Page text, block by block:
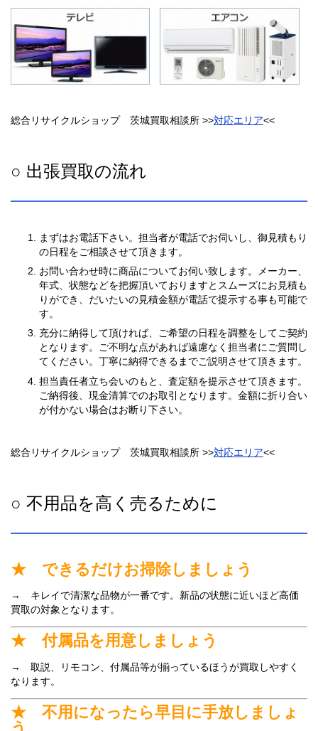
総合リサイクルショップ 茨城買取相談所 >>対応エリア<<
○ 出張買取の流れ
まずはお電話下さい。担当者が電話でお伺いし、御見積もり
の日程をご相談させて頂きます。
お問い合わせ時に商品についてお伺い致します。メーカー、
年式、状態などを把握頂いておりますとスムーズにお見積も
りができ、だいたいの見積金額が電話で提示する事も可能で
す。
充分に納得して頂ければ、ご希望の日程を調整をしてご契約
となります。ご不明な点があれば遠慮なく担当者にご質問し
てください。丁寧に納得できるまでご説明させて頂きます。
担当責任者立ち会いのもと、査定額を提示させて頂きます。
ご納得後、現金清算でのお取引となります。金額に折り合い
が付かない場合はお断り下さい。
総合リサイクルショップ 茨城買取相談所 >>対応エリア<<
○ 不用品を高く売るために
★ できるだけお掃除しましょう
→ キレイで清潔な品物が一番です。新品の状態に近いほど高価
買取の対象となります。
★ 付属品を用意しましょう
→ 取説、リモコン、付属品等が揃っているほうが買取しやすく
なります。
★ 不用になったら早目に手放しましょ